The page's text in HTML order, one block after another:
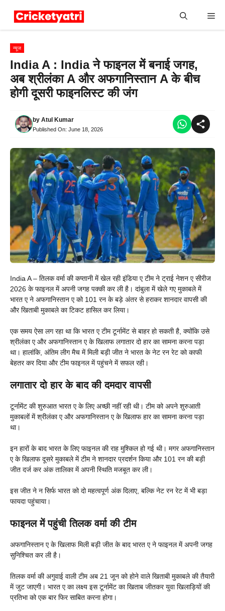
न्यूज
India A : India ने फाइनल में बनाई जगह,
अब श्रीलंका A और अफगानिस्तान A के बीच
होगी दूसरी फाइनलिस्ट की जंग
by Atul Kumar
Published On: June 18, 2026
India A – तिलक वर्मा की कप्तानी में खेल रही इंडिया ए टीम ने ट्राई नेशन ए सीरीज
2026 के फाइनल में अपनी जगह पक्की कर ली है। दांबुला में खेले गए मुकाबले में
भारत ए ने अफगानिस्तान ए को 101 रन के बड़े अंतर से हराकर शानदार वापसी की
और खिताबी मुकाबले का टिकट हासिल कर लिया।
एक समय ऐसा लग रहा था कि भारत ए टीम टूर्नामेंट से बाहर हो सकती है, क्योंकि उसे
श्रीलंका ए और अफगानिस्तान ए के खिलाफ लगातार दो हार का सामना करना पड़ा
था। हालांकि, अंतिम लीग मैच में मिली बड़ी जीत ने भारत के नेट रन रेट को काफी
बेहतर कर दिया और टीम फाइनल में पहुंचने में सफल रही।
लगातार दो हार के बाद की दमदार वापसी
टूर्नामेंट की शुरुआत भारत ए के लिए अच्छी नहीं रही थी। टीम को अपने शुरुआती
मुकाबलों में श्रीलंका ए और अफगानिस्तान ए के खिलाफ हार का सामना करना पड़ा
था।
इन हारों के बाद भारत के लिए फाइनल की राह मुश्किल हो गई थी। मगर अफगानिस्तान
ए के खिलाफ दूसरे मुकाबले में टीम ने शानदार प्रदर्शन किया और 101 रन की बड़ी
जीत दर्ज कर अंक तालिका में अपनी स्थिति मजबूत कर ली।
इस जीत ने न सिर्फ भारत को दो महत्वपूर्ण अंक दिलाए, बल्कि नेट रन रेट में भी बड़ा
फायदा पहुंचाया।
फाइनल में पहुंची तिलक वर्मा की टीम
अफगानिस्तान ए के खिलाफ मिली बड़ी जीत के बाद भारत ए ने फाइनल में अपनी जगह
सुनिश्चित कर ली है।
तिलक वर्मा की अगुवाई वाली टीम अब 21 जून को होने वाले खिताबी मुकाबले की तैयारी
में जुट जाएगी। भारत ए का लक्ष्य इस टूर्नामेंट का खिताब जीतकर युवा खिलाड़ियों की
प्रतिभा को एक बार फिर साबित करना होगा।